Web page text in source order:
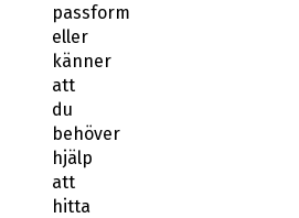
passform
eller
känner
att
du
behöver
hjälp
att
hitta